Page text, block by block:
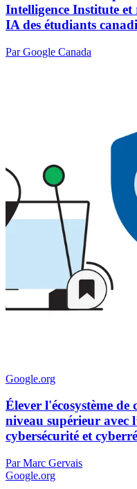
Intelligence Institute et
IA des étudiants
Par Google Canada
Google.org
Élever l'écosystème de
niveau supérieur avec
cybersécurité et
Par Marc Gervais
Google.org